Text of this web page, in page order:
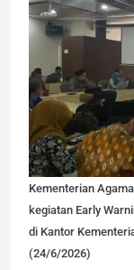
Kementerian
kegiatan Early
di Kantor
(24/6/2026)